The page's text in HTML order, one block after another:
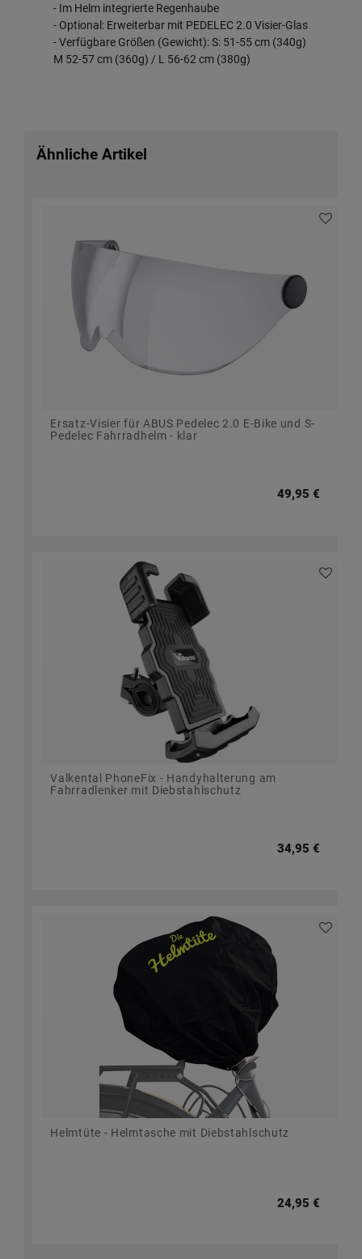
- Im Helm integrierte Regenhaube
- Optional: Erweiterbar mit PEDELEC 2.0 Visier-Glas
- Verfügbare Größen (Gewicht): S: 51-55 cm (340g)
M 52-57 cm (360g) / L 56-62 cm (380g)
Ähnliche Artikel
Ersatz-Visier für ABUS Pedelec 2.0 E-Bike und S-
Pedelec Fahrradhelm - klar
49,95 €
Valkental PhoneFix - Handyhalterung am
Fahrradlenker mit Diebstahlschutz
34,95 €
Helmtüte - Helmtasche mit Diebstahlschutz
24,95 €